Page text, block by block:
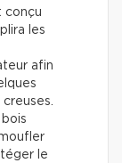
conçu
les
afin
le